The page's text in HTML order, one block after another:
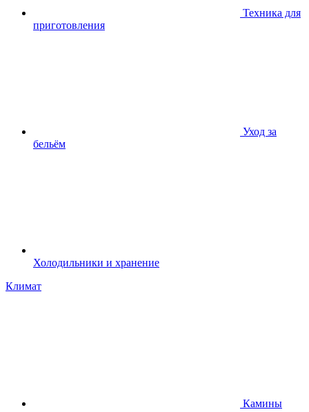
Техника для
приготовления
Уход за
бельём
Холодильники и хранение
Климат
Камины